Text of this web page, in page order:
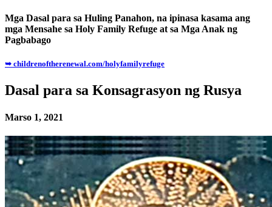
Mga Dasal para sa Huling Panahon, na ipinasa kasama ang
mga Mensahe sa Holy Family Refuge at sa Mga Anak ng
Pagbabago
➥ childrenoftherenewal.com/holyfamilyrefuge
Dasal para sa Konsagrasyon ng Rusya
Marso 1, 2021